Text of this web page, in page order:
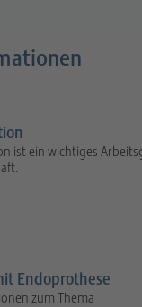
ist ein wichtiges
Endoprothese
zum Thema